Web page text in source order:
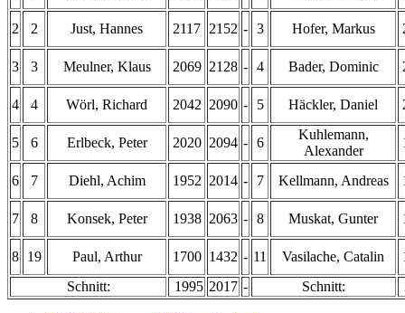
2 2 Just, Hannes 2117 2152 - 3 Hofer, Markus
3 3 Meulner, Klaus 2069 2128 - 4 Bader, Dominic
4 4 Wörl, Richard 2042 2090 - 5 Häckler, Daniel
5 6 Erlbeck, Peter 2020 2094 - 6
Kuhlemann,
Alexander
6 7 Diehl, Achim 1952 2014 - 7 Kellmann, Andreas
7 8 Konsek, Peter 1938 2063 - 8 Muskat, Gunter
8 19 Paul, Arthur 1700 1432 - 11 Vasilache, Catalin
Schnitt:
1995 2017 - Schnitt: